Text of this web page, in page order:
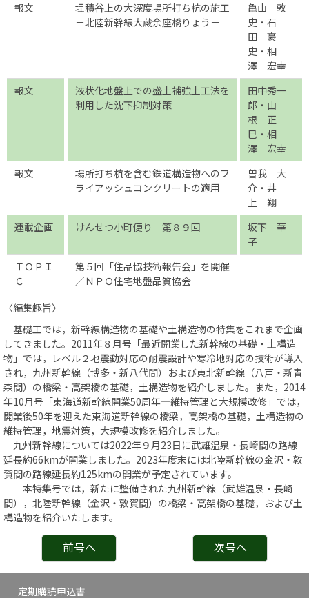
報文
埋積谷上の大深度場所打ち杭の施工
－北陸新幹線大蔵余座橋りょう－
亀山 敦
史・石
田 豪
史・相
澤 宏幸
報文
液状化地盤上での盛土補強土工法を
利用した沈下抑制対策
田中秀一
郎・山
根 正
巳・相
澤 宏幸
報文
場所打ち杭を含む鉄道構造物へのフ
ライアッシュコンクリートの適用
曽我 大
介・井
上 翔
連載企画
けんせつ小町便り 第８９回
坂下 華
子
ＴＯＰＩ
Ｃ
第５回「住品協技術報告会」を開催
／ＮＰＯ住宅地盤品質協会
〈編集趣旨〉
基礎工では，新幹線構造物の基礎や土構造物の特集をこれまで企画
してきました。2011年８月号「最近開業した新幹線の基礎・土構造
物」では，レベル２地震動対応の耐震設計や寒冷地対応の技術が導入
され，九州新幹線（博多・新八代間）および東北新幹線（八戸・新青
森間）の橋梁・高架橋の基礎，土構造物を紹介しました。また，2014
年10月号「東海道新幹線開業50周年―維持管理と大規模改修」では，
開業後50年を迎えた東海道新幹線の橋梁，高架橋の基礎，土構造物の
維持管理，地震対策，大規模改修を紹介しました。
九州新幹線については2022年９月23日に武雄温泉・長崎間の路線
延長約66kmが開業しました。2023年度末には北陸新幹線の金沢・敦
賀間の路線延長約125kmの開業が予定されています。
本特集号では，新たに整備された九州新幹線（武雄温泉・長崎
間），北陸新幹線（金沢・敦賀間）の橋梁・高架橋の基礎，および土
構造物を紹介いたします。
前号へ 次号へ
定期購読申込書